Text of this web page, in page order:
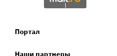
Портал
Наши партнеры